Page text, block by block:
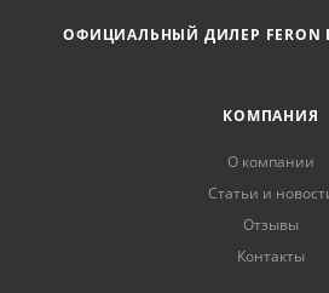
ОФИЦИАЛЬНЫЙ ДИЛЕР FERON
КОМПАНИЯ
О компании
Статьи и
Отзывы
Контакты